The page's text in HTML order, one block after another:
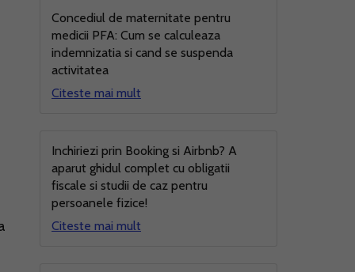
Concediul de maternitate pentru
medicii PFA: Cum se calculeaza
indemnizatia si cand se suspenda
activitatea
Citeste mai mult
Inchiriezi prin Booking si Airbnb? A
aparut ghidul complet cu obligatii
fiscale si studii de caz pentru
persoanele fizice!
Citeste mai mult